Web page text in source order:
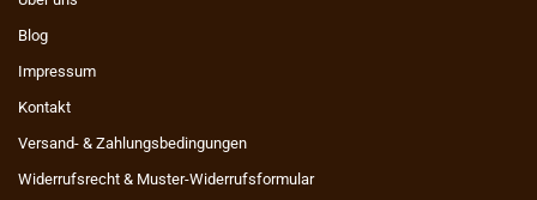
Blog
Impressum
Kontakt
Versand- & Zahlungsbedingungen
Widerrufsrecht & Muster-Widerrufsformular